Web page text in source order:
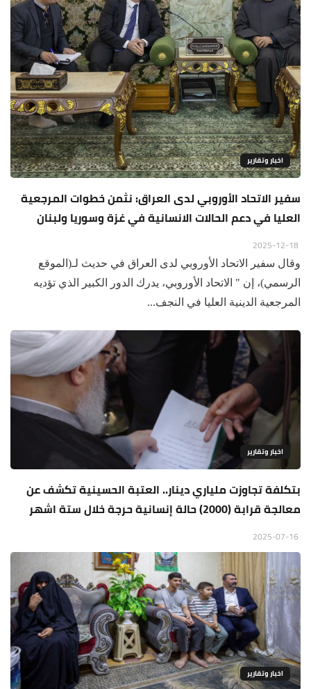
اخبار وتقارير
سفير الاتحاد الأوروبي لدى العراق: نثمن خطوات المرجعية
العليا في دعم الحالات الانسانية في غزة وسوريا ولبنان
وقال سفير الاتحاد الأوروبي لدى العراق في حديث لـ(الموقع
الرسمي)، إن " الاتحاد الأوروبي، يدرك الدور الكبير الذي تؤديه
المرجعية الدينية العليا في النجف...
اخبار وتقارير
بتكلفة تجاوزت ملياري دينار.. العتبة الحسينية تكشف عن
معالجة قرابة (2000) حالة إنسانية حرجة خلال ستة اشهر
اخبار وتقارير